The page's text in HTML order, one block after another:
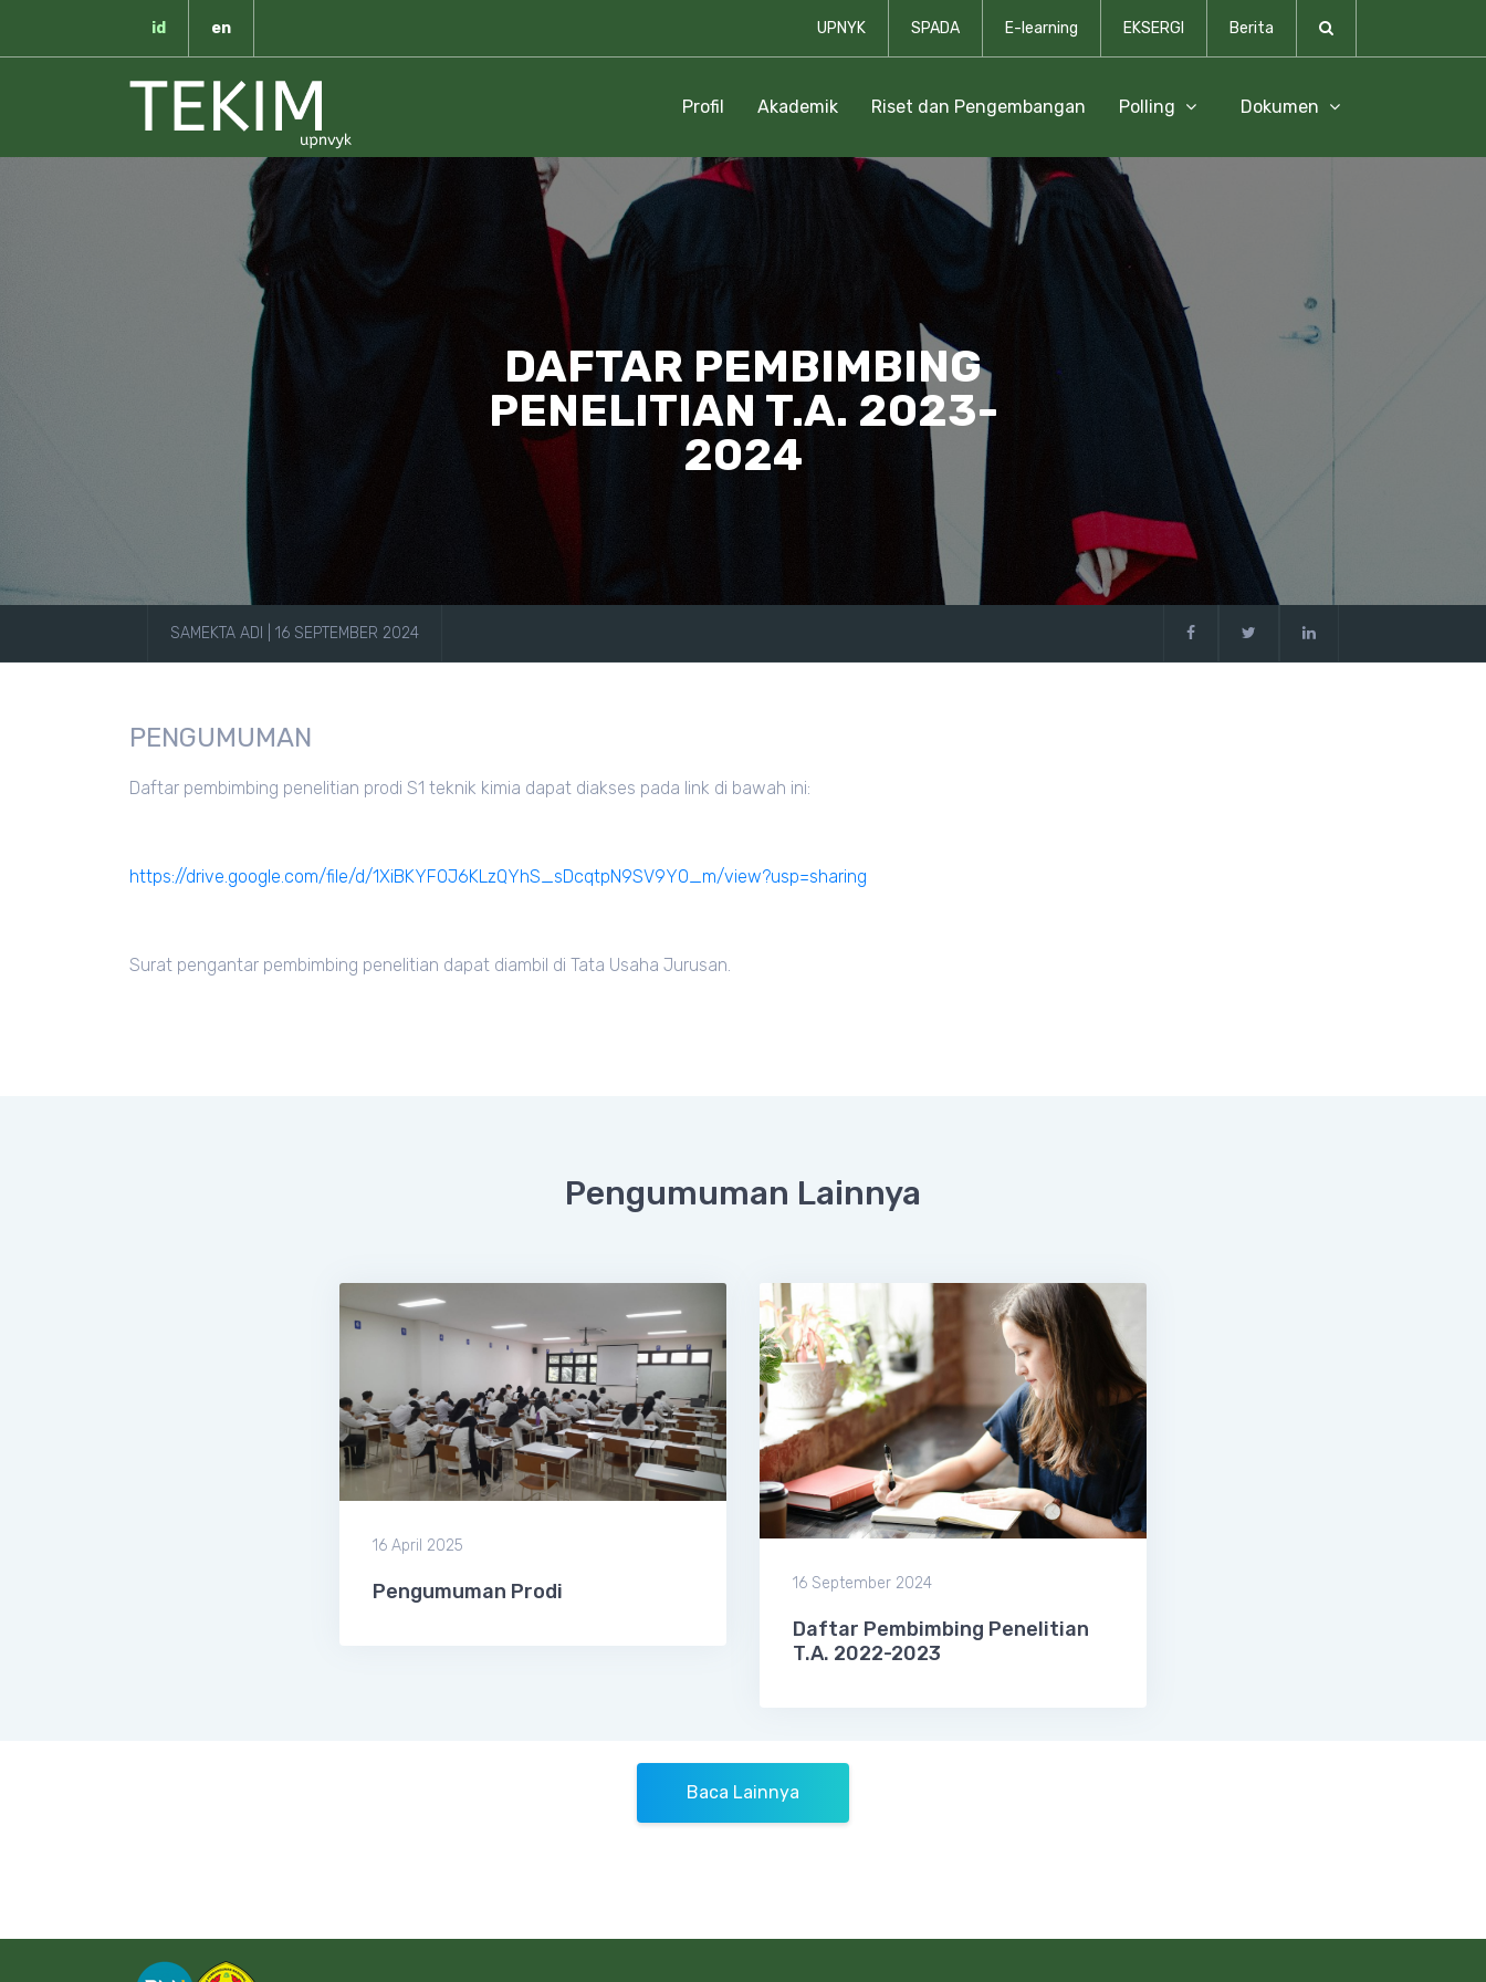
id en UPNYK SPADA E-learning EKSERGI Berita
Profil Akademik Riset dan Pengembangan Polling Dokumen
DAFTAR PEMBIMBING
PENELITIAN T.A. 2023-
2024
SAMEKTA ADI | 16 SEPTEMBER 2024
PENGUMUMAN
Daftar pembimbing penelitian prodi S1 teknik kimia dapat diakses pada link di bawah ini:
https://drive.google.com/file/d/1XiBKYFOJ6KLzQYhS_sDcqtpN9SV9Y0_m/view?usp=sharing
Surat pengantar pembimbing penelitian dapat diambil di Tata Usaha Jurusan.
Pengumuman Lainnya
16 April 2025
Pengumuman Prodi 16 September 2024
Daftar Pembimbing Penelitian
T.A. 2022-2023
Baca Lainnya